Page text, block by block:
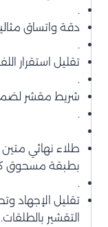
.
دقة واتساق
.
تقليل استقرار
.
شريط مقشر
.
طلاء نهائي
بطبقة مسحوق
.
تقليل الإجهاد
التقشير بالطلقات.